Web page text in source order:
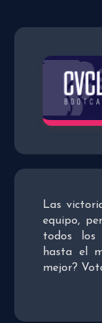
Las
equipo,
todos los
hasta el
mejor?